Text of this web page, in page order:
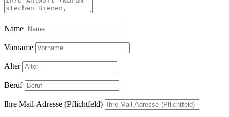
Name
Vorname
Alter
Beruf
Ihre Mail-Adresse (Pflichtfeld)